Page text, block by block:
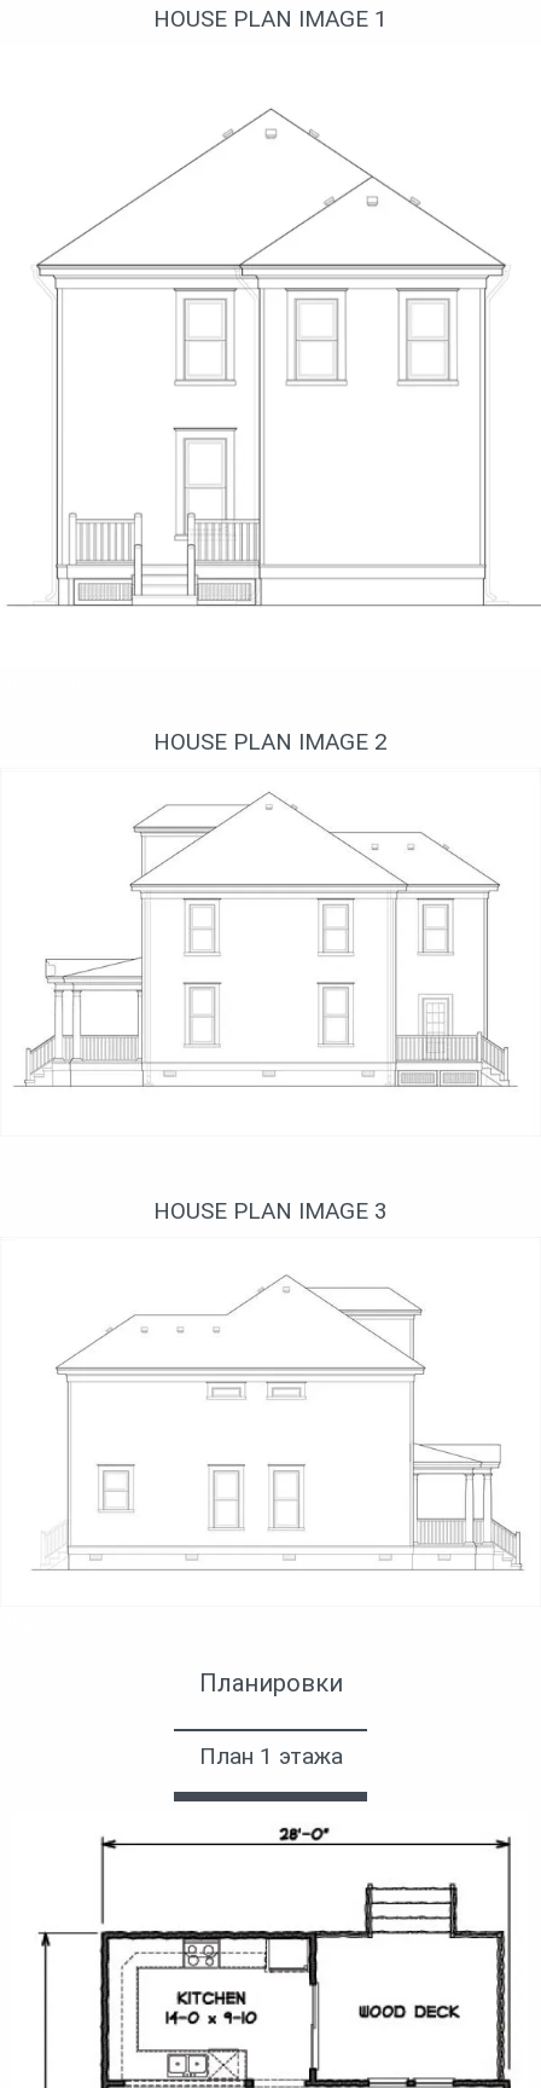
HOUSE PLAN IMAGE 1
HOUSE PLAN IMAGE 2
HOUSE PLAN IMAGE 3
Планировки
План 1 этажа